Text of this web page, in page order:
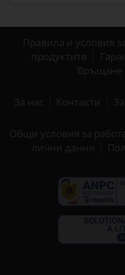
Правила и условия
продуктите
Връщане
За нас Контакти
Общи условия за
лични данни